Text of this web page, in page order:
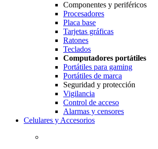
Componentes y periféricos
Procesadores
Placa base
Tarjetas gráficas
Ratones
Teclados
Computadores portátiles
Portátiles para gaming
Portátiles de marca
Seguridad y protección
Vigilancia
Control de acceso
Alarmas y censores
Celulares y Accesorios